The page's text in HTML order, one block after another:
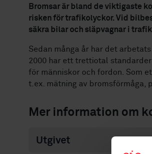
Bromsar är bland de viktigaste
risken för trafikolyckor. Vid
säkra bilar och släpvagnar i
Sedan många år har det
2000 har ett trettiotal
för människor och fordon. Som
t.ex. mätning av bromsförmåga,
Mer information om
Utgivet